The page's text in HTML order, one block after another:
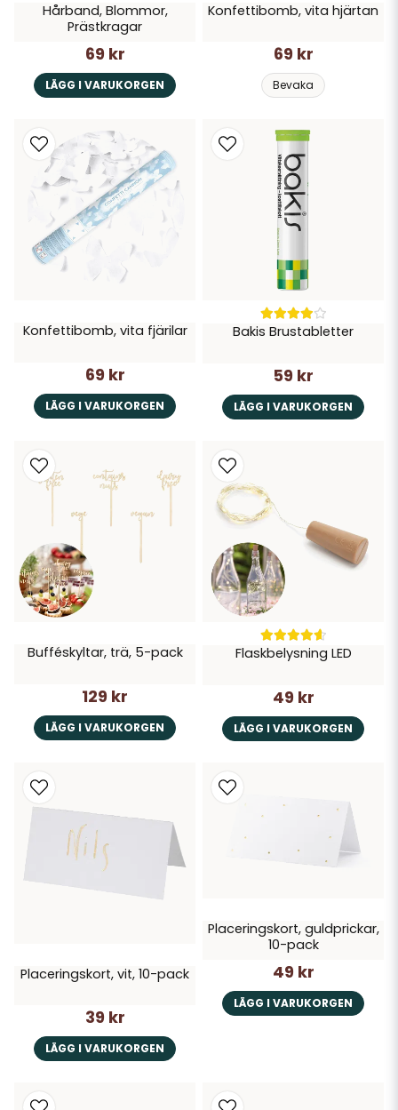
Hårband, Blommor,
Prästkragar
69 kr
LÄGG I VARUKORGEN
Konfettibomb, vita hjärtan
69 kr
Bevaka
Konfettibomb, vita fjärilar
69 kr
LÄGG I VARUKORGEN
Bakis Brustabletter
59 kr
LÄGG I VARUKORGEN
Bufféskyltar, trä, 5-pack
129 kr
LÄGG I VARUKORGEN
Flaskbelysning LED
49 kr
LÄGG I VARUKORGEN
Placeringskort, vit, 10-pack
39 kr
LÄGG I VARUKORGEN
Placeringskort, guldprickar,
10-pack
49 kr
LÄGG I VARUKORGEN